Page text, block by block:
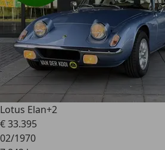
Lotus Elan+2
€ 33.395
02/1970